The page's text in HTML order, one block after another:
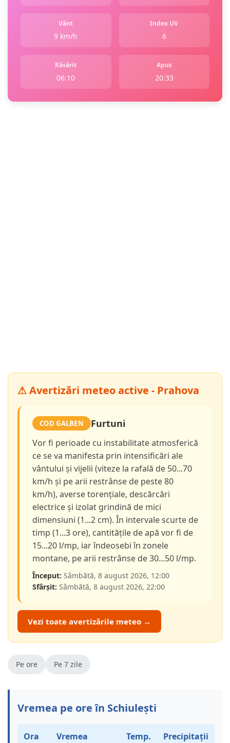
Vânt
9 km/h
Index UV
6
Răsărit
06:10
Apus
20:33
⚠ Avertizări meteo active - Prahova
COD GALBEN Furtuni
Vor fi perioade cu instabilitate atmosferică
ce se va manifesta prin intensificări ale
vântului și vijelii (viteze la rafală de 50...70
km/h și pe arii restrânse de peste 80
km/h), averse torențiale, descărcări
electrice și izolat grindină de mici
dimensiuni (1...2 cm). În intervale scurte de
timp (1...3 ore), cantitățile de apă vor fi de
15...20 l/mp, iar îndeosebi în zonele
montane, pe arii restrânse de 30...50 l/mp.
Început: Sâmbătă, 8 august 2026, 12:00
Sfârșit: Sâmbătă, 8 august 2026, 22:00
Vezi toate avertizările meteo →
Pe ore Pe 7 zile
Vremea pe ore în Schiulești
Ora Vremea Temp. Precipitații